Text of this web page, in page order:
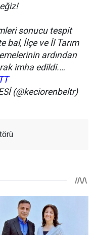
sonucu tespit
bal, İlçe ve İl Tarım
ardından
imha edildi.…
(@keciorenbeltr)